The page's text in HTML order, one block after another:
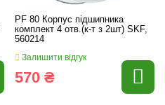
PF 80 Корпус підшипника
комплект 4 отв.(к-т з 2шт) SKF,
560214
Залишити відгук
570 ₴